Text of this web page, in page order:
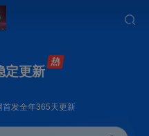
定更新
首发全年365天更新